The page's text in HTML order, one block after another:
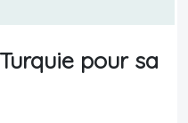
pour sa